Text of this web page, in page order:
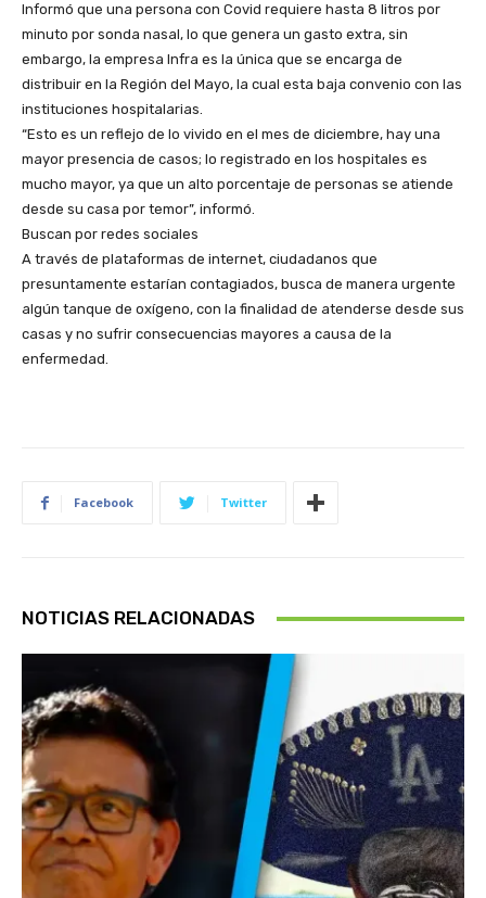
Informó que una persona con Covid requiere hasta 8 litros por
minuto por sonda nasal, lo que genera un gasto extra, sin
embargo, la empresa Infra es la única que se encarga de
distribuir en la Región del Mayo, la cual esta baja convenio con las
instituciones hospitalarias.
“Esto es un reflejo de lo vivido en el mes de diciembre, hay una
mayor presencia de casos; lo registrado en los hospitales es
mucho mayor, ya que un alto porcentaje de personas se atiende
desde su casa por temor”, informó.
Buscan por redes sociales
A través de plataformas de internet, ciudadanos que
presuntamente estarían contagiados, busca de manera urgente
algún tanque de oxígeno, con la finalidad de atenderse desde sus
casas y no sufrir consecuencias mayores a causa de la
enfermedad.
Facebook Twitter
NOTICIAS RELACIONADAS